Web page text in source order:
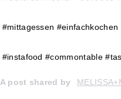
#mittagessen
#instafood #commontable
A post shared by